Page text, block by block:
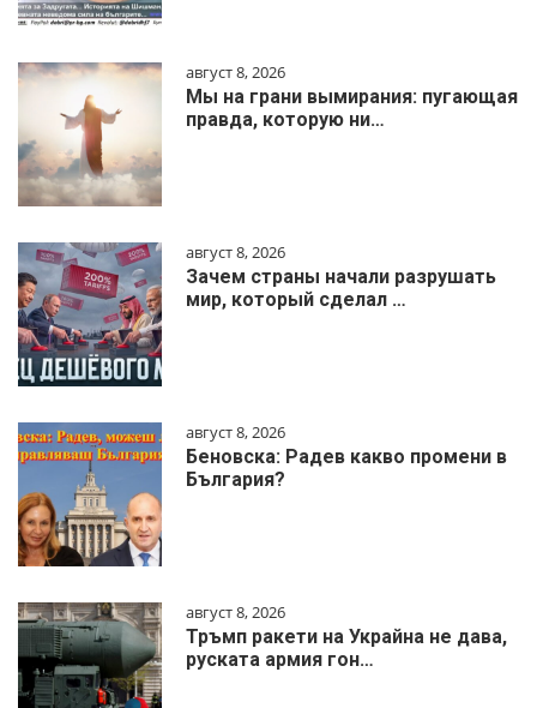
август 8, 2026
Мы на грани вымирания: пугающая
правда, которую ни…
август 8, 2026
Зачем страны начали разрушать
мир, который сделал …
август 8, 2026
Беновска: Радев какво промени в
България?
август 8, 2026
Тръмп ракети на Украйна не дава,
руската армия гон…